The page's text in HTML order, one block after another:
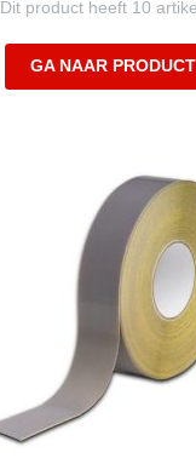
Dit product heeft 10
GA NAAR PRODUCT